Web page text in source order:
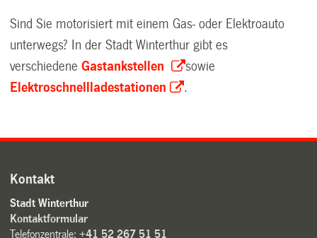
Sind Sie motorisiert mit einem Gas- oder Elektroauto
unterwegs? In der Stadt Winterthur gibt es
verschiedeneGastankstellen
sowie
Elektroschnellladestationen
.
Kontakt
Stadt Winterthur
Kontaktformular
Telefonzentrale:+41 52 267 51 51